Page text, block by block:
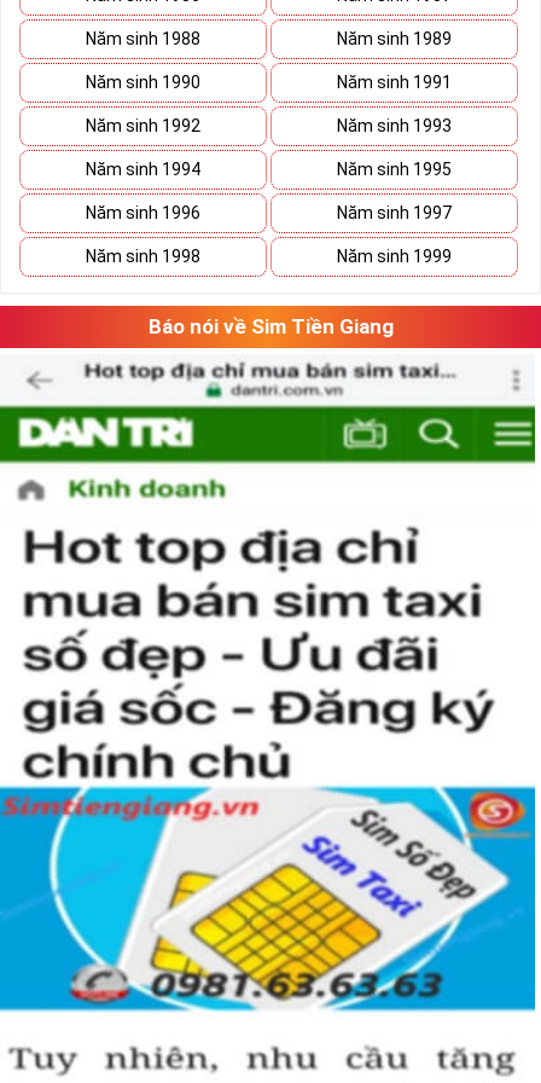
mạng này kiếm về được từ việc phục vụ nhu cầu to lớn của
khách hàng.
Sim Năm Sinh Mobifone sẽ có các đầu số trên và
những năm sinh ở đuôi như: 076.5.01.1999,
0777.8.2.1998, 08988.4.1996, 0939.5.1.2014,
0907.31.03.82,...
Tham khảo ngay:Danh Sách Kho Sim Năm Sinh
MobiFone Giá Gốc
Sim Năm sinh VinaPhone:
Sim Năm Sinh Vinaphone- Vinaphone là nhà mạng lớn tại nước
ta có tên đầy đủ là Công ty Dịch vụ Viễn thông và đây là một
công ty thuộc Tập đoàn Bưu chính Viễn thông Việt Nam
(VNPT)
Với lĩnh vực chủ yếu thuộc về thông tin di động thông tin di
động, cung cấp các dịch vụ GSM, 3G, nhắn tin,... và nhiều lĩnh
vực khác, Vinaphone là tên thương mại được thành lập vào
ngày 26/6/1996.
Trong năm 2018 nhà mạng này chính thức trở thành nhà
mạng di động lớn thứ 2 Việt Nam với 21% thị trường chỉ sau
Viettel (60%) và đứng trên Mobifone với 18%.
Sau ngày 15/9/2018 thì nhà mạng này có tổng cộng có 7
đầu số gồm 091, 094, 088, 081, 082; 083, 084; 085 trong đó
đã bao gồm các đầu số được chuyển từ 11 số về 10 số.
Sim Năm Sinh của Vinaphone khá là hot trên thị trường vì các
đầu số của nhà mạng này khá đẹp. Bạn chắc chắn sẽ muốn sở
hữu một em sim nam sinh số đẹp của Vinaphone để dành
riêng cho mình đấy.
Sim Năm Sinh Vinaphone sẽ có các đầu số trên và
những năm sinh ở đuôi như: 0854.6.2.1999,
0889.78.1979, 0949.4.2.2001, 0886.20.08.99,
0886.22.01.98,...
Tham khảo ngay:
Danh Sách Kho Sim Năm Sinh
Năm sinh 1988 Năm sinh 1989
Năm sinh 1990 Năm sinh 1991
Năm sinh 1992 Năm sinh 1993
Năm sinh 1994 Năm sinh 1995
Năm sinh 1996 Năm sinh 1997
Năm sinh 1998 Năm sinh 1999
Báo nói về Sim Tiền Giang